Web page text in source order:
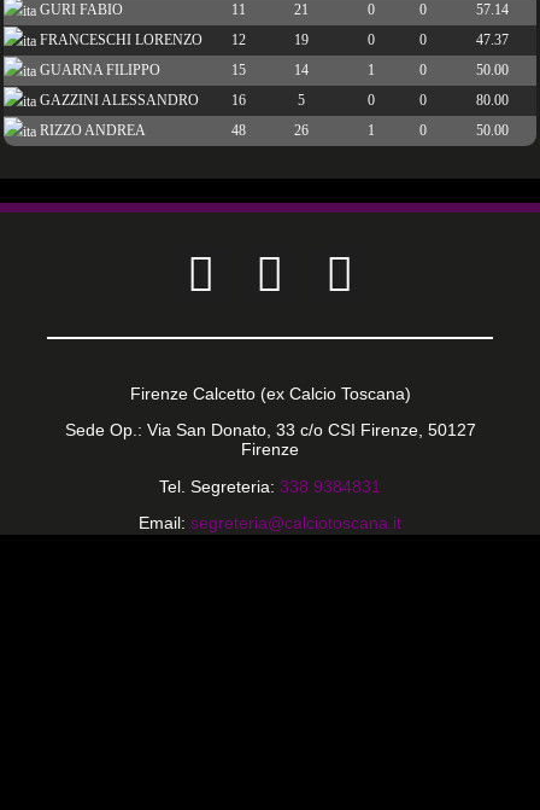
GURI FABIO
11 21 0 0
57.14
FRANCESCHI LORENZO
12 19 0 0
47.37
GUARNA FILIPPO
15 14 1 0
50.00
GAZZINI ALESSANDRO
16 5 0 0
80.00
RIZZO ANDREA
48 26 1 0 50.00
Firenze Calcetto (ex Calcio Toscana)
Sede Op.: Via San Donato, 33 c/o CSI Firenze, 50127
Firenze
Tel. Segreteria: 338 9384831
Email: segreteria@calciotoscana.it